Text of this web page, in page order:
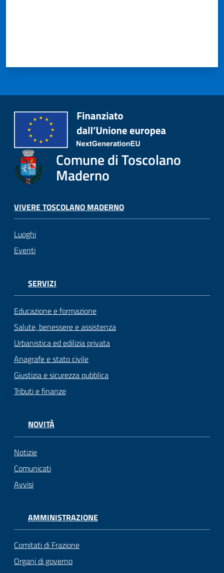
Comune di Toscolano
Maderno
VIVERE TOSCOLANO MADERNO
Luoghi
Eventi
SERVIZI
Educazione e formazione
Salute, benessere e assistenza
Urbanistica ed edilizia privata
Anagrafe e stato civile
Giustizia e sicurezza pubblica
Tributi e finanze
NOVITÀ
Notizie
Comunicati
Avvisi
AMMINISTRAZIONE
Comitati di Frazione
Organi di governo